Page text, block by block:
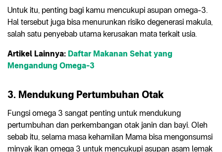
Untuk itu, penting bagi kamu mencukupi asupan omega-3.
Hal tersebut juga bisa menurunkan risiko degenerasi makula,
salah satu penyebab utama kerusakan mata terkait usia.
Artikel Lainnya: Daftar Makanan Sehat yang
Mengandung Omega-3
3. Mendukung Pertumbuhan Otak
Fungsi omega 3 sangat penting untuk mendukung
pertumbuhan dan perkembangan otak janin dan bayi. Oleh
sebab itu, selama masa kehamilan Mama bisa mengonsumsi
minyak ikan omega 3 untuk mencukupi asupan asam lemak